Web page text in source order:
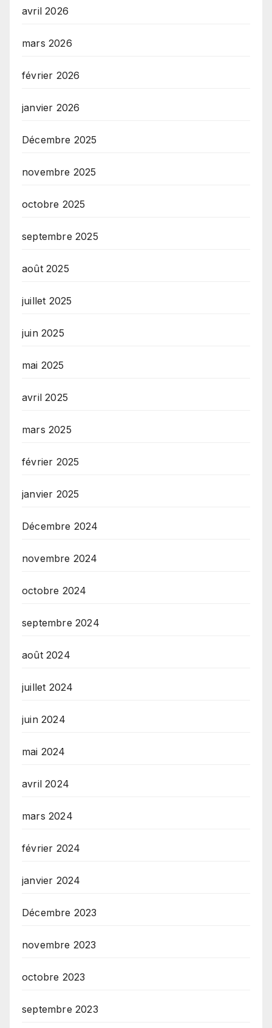
avril 2026
mars 2026
février 2026
janvier 2026
Décembre 2025
novembre 2025
octobre 2025
septembre 2025
août 2025
juillet 2025
juin 2025
mai 2025
avril 2025
mars 2025
février 2025
janvier 2025
Décembre 2024
novembre 2024
octobre 2024
septembre 2024
août 2024
juillet 2024
juin 2024
mai 2024
avril 2024
mars 2024
février 2024
janvier 2024
Décembre 2023
novembre 2023
octobre 2023
septembre 2023